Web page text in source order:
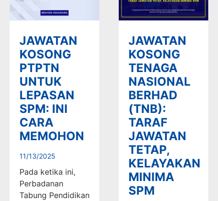
JAWATAN
KOSONG
PTPTN
UNTUK
LEPASAN
SPM: INI
CARA
MEMOHON
11/13/2025
Pada ketika ini,
Perbadanan
Tabung Pendidikan
JAWATAN
KOSONG
TENAGA
NASIONAL
BERHAD
(TNB):
TARAF
JAWATAN
TETAP,
KELAYAKAN
MINIMA
SPM